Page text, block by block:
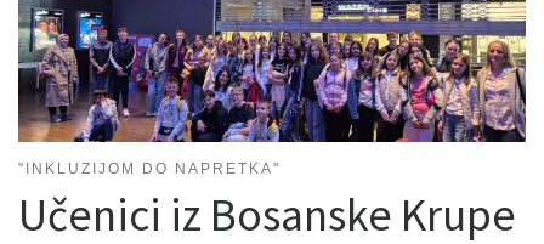
"INKLUZIJOM DO NAPRETKA"
Učenici iz Bosanske Krupe